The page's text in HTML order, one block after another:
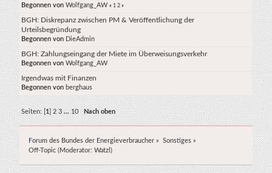
Begonnen vonWolfgang_AW « 1 2 »
BGH: Diskrepanz zwischen PM & Veröffentlichung der
Urteilsbegründung
Begonnen von DieAdmin
BGH: Zahlungseingang der Miete im Überweisungsverkehr
Begonnen vonWolfgang_AW
Irgendwas mit Finanzen
Begonnen von berghaus
Seiten: [ 1 2 3 ... 10 Nach oben
Forum des Bundes der Energieverbraucher » Sonstiges»
Off-Topic (Moderator:Watzl )